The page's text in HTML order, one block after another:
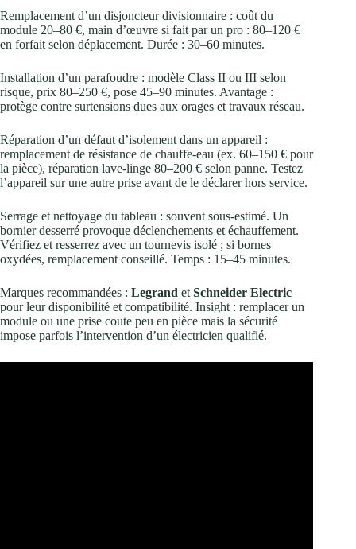
Remplacement d’un disjoncteur divisionnaire : coût du
module 20–80 €, main d’œuvre si fait par un pro : 80–120 €
en forfait selon déplacement. Durée : 30–60 minutes.
Installation d’un parafoudre : modèle Class II ou III selon
risque, prix 80–250 €, pose 45–90 minutes. Avantage :
protège contre surtensions dues aux orages et travaux réseau.
Réparation d’un défaut d’isolement dans un appareil :
remplacement de résistance de chauffe‑eau (ex. 60–150 € pour
la pièce), réparation lave‑linge 80–200 € selon panne. Testez
l’appareil sur une autre prise avant de le déclarer hors service.
Serrage et nettoyage du tableau : souvent sous‑estimé. Un
bornier desserré provoque déclenchements et échauffement.
Vérifiez et resserrez avec un tournevis isolé ; si bornes
oxydées, remplacement conseillé. Temps : 15–45 minutes.
Marques recommandées : Legrand et Schneider Electric
pour leur disponibilité et compatibilité. Insight : remplacer un
module ou une prise coute peu en pièce mais la sécurité
impose parfois l’intervention d’un électricien qualifié.